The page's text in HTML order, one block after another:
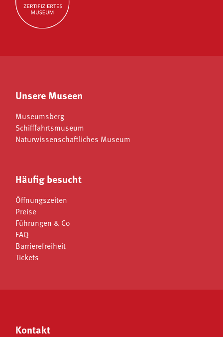
Unsere Museen
Museumsberg
Schifffahrtsmuseum
Naturwissenschaftliches Museum
Häufig besucht
Öffnungszeiten
Preise
Führungen & Co
FAQ
Barrierefreiheit
Tickets
Kontakt